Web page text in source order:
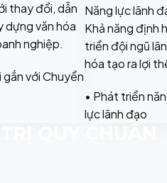
thay đổi, dẫn
dựng văn hóa
nghiệp.
với Chuyển
Năng lực lãnh
Khả năng định
triển đội ngũ
hóa tạo ra lợi
• Phát triển
lực lãnh đạo